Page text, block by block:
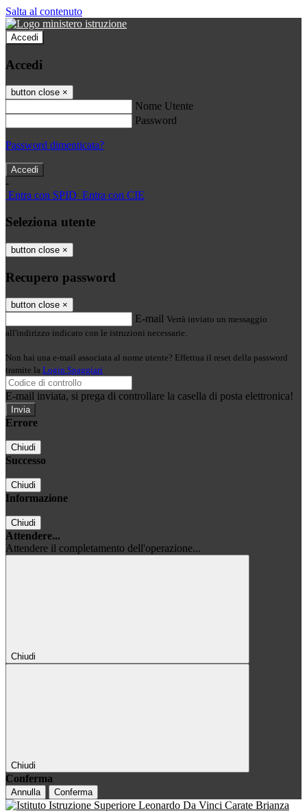
Salta al contenuto
Accedi
Accedi
button close ×
Nome Utente
Password
Password dimenticata?
-
Entra con SPID Entra con CIE
Seleziona utente
button close ×
Recupero password
button close ×
E-mail Verrà inviato un messaggio
all'indirizzo indicato con le istruzioni necessarie.
Non hai una e-mail associata al nome utente? Effettua il reset della password
tramite la Login Spaggiari
E-mail inviata, si prega di controllare la casella di posta elettronica!
Errore
Chiudi
Successo
Chiudi
Informazione
Chiudi
Attendere...
Attendere il completamento dell'operazione...
Chiudi
Chiudi
Conferma
Annulla Conferma